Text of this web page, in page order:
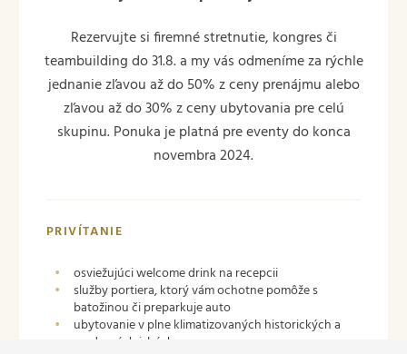
Rezervujte si firemné stretnutie, kongres či
teambuilding do 31.8. a my vás odmeníme za rýchle
jednanie zľavou až do 50% z ceny prenájmu alebo
zľavou až do 30% z ceny ubytovania pre celú
skupinu. Ponuka je platná pre eventy do konca
novembra 2024.
PRIVÍTANIE
osviežujúci welcome drink na recepcii
služby portiera, ktorý vám ochotne pomôže s
batožinou či preparkuje auto
ubytovanie v plne klimatizovaných historických a
moderných izbách